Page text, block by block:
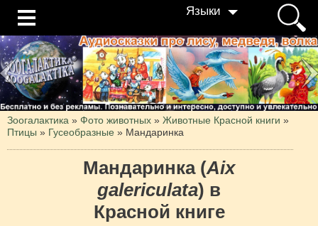
Языки
Зоогалактика » Фото животных » Животные Красной книги »
Птицы » Гусеобразные » Мандаринка
Мандаринка (Aix
galericulata) в
Красной книге